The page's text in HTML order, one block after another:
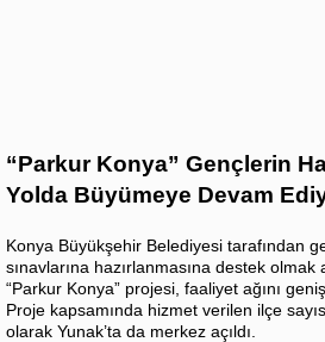
“Parkur Konya” Gençlerin
Yolda Büyümeye Devam
Konya Büyükşehir Belediyesi tarafından
sınavlarına hazırlanmasına destek
“Parkur Konya” projesi, faaliyet ağını
Proje kapsamında hizmet verilen ilçe
olarak Yunak’ta da merkez açıldı.